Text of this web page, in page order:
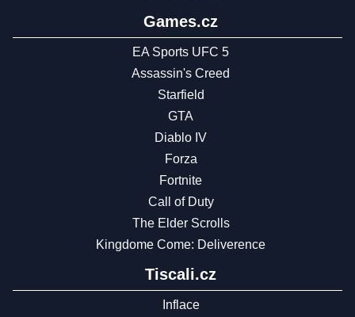
Games.cz
EA Sports UFC 5
Assassin's Creed
Starfield
GTA
Diablo IV
Forza
Fortnite
Call of Duty
The Elder Scrolls
Kingdome Come: Deliverence
Tiscali.cz
Inflace